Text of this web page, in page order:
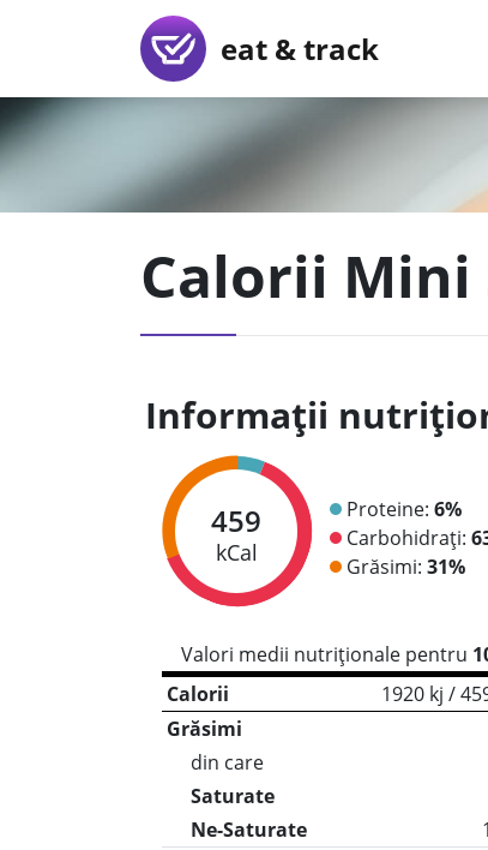
eat & track
Calorii Mini
Informații
459
kCal
Proteine: 6%
Carbohidrați:
Grăsimi: 31%
Valori medii nutriționale pentru
Calorii
1920 kj /
Grăsimi
din care
Saturate
Ne-Saturate